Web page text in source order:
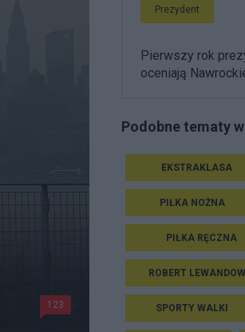
123
Prezydent
Pierwszy rok
oceniają
Podobne tematy
EKSTRAKLASA
PIŁKA NOŻNA
PIŁKA RĘCZNA
ROBERT
SPORTY WALKI